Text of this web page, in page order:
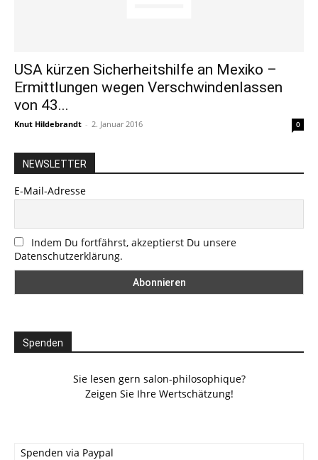
USA kürzen Sicherheitshilfe an Mexiko –
Ermittlungen wegen Verschwindenlassen
von 43...
Knut Hildebrandt - 2. Januar 2016 0
NEWSLETTER
E-Mail-Adresse
Indem Du fortfährst, akzeptierst Du unsere
Datenschutzerklärung.
Spenden
Sie lesen gern salon-philosophique?
Zeigen Sie Ihre Wertschätzung!
Spenden via Paypal